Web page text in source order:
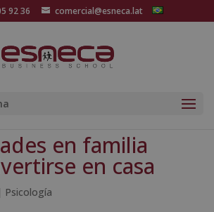
92 36 comercial@esneca.lat
en familia
en casa
Psicología